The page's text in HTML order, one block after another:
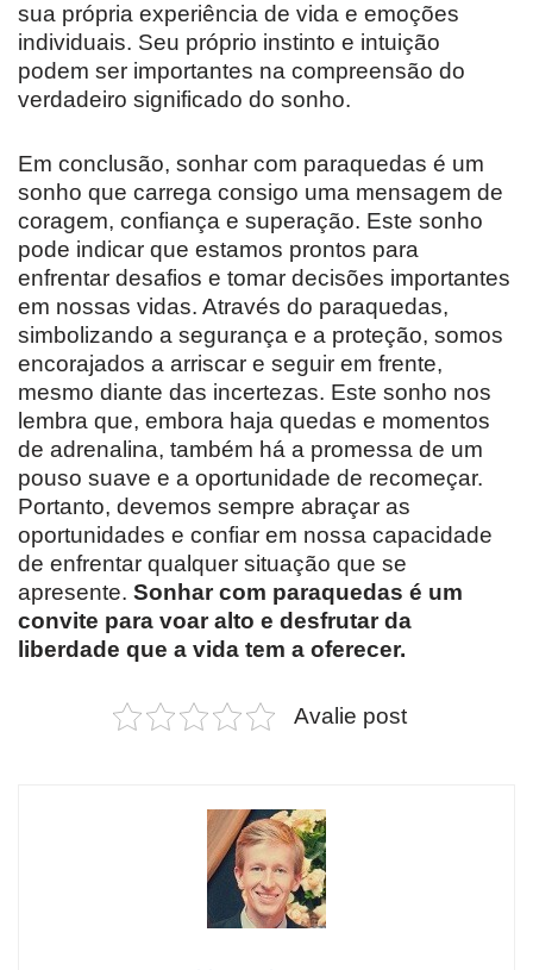
sua própria experiência de vida e emoções
individuais. Seu próprio instinto e intuição
podem ser importantes na compreensão do
verdadeiro significado do sonho.
Em conclusão, sonhar com paraquedas é um
sonho que carrega consigo uma mensagem de
coragem, confiança e superação. Este sonho
pode indicar que estamos prontos para
enfrentar desafios e tomar decisões importantes
em nossas vidas. Através do paraquedas,
simbolizando a segurança e a proteção, somos
encorajados a arriscar e seguir em frente,
mesmo diante das incertezas. Este sonho nos
lembra que, embora haja quedas e momentos
de adrenalina, também há a promessa de um
pouso suave e a oportunidade de recomeçar.
Portanto, devemos sempre abraçar as
oportunidades e confiar em nossa capacidade
de enfrentar qualquer situação que se
apresente. Sonhar com paraquedas é um
convite para voar alto e desfrutar da
liberdade que a vida tem a oferecer.
Avalie post